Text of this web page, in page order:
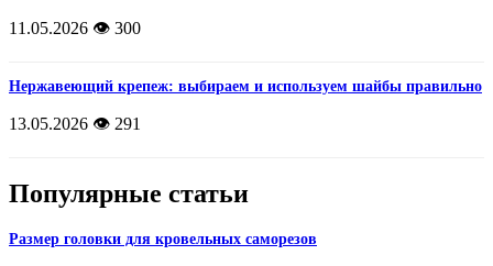
11.05.2026 👁️ 300
Нержавеющий крепеж: выбираем и используем шайбы правильно
13.05.2026 👁️ 291
Популярные статьи
Размер головки для кровельных саморезов